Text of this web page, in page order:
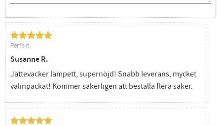
Perfekt
Susanne R.
Jättevacker lampett, supernöjd! Snabb leverans, mycket
välinpackat! Kommer säkerligen att beställa flera saker.